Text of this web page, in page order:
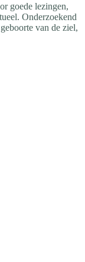
goede lezingen,
Onderzoekend
van de ziel,